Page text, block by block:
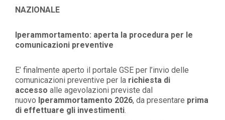
NAZIONALE
Iperammortamento: aperta la procedura per le
comunicazioni preventive
E’ finalmente aperto il portale GSE per l’invio delle
comunicazioni preventive per la richiesta di
accesso alle agevolazioni previste dal
nuovo Iperammortamento 2026, da presentare prima
di effettuare gli investimenti.